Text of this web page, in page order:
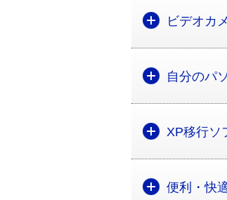
ビデオカ
自分のパ
XP移行ソ
便利・快